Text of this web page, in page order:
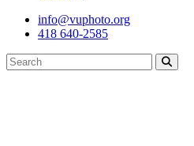
info@vuphoto.org
418 640-2585